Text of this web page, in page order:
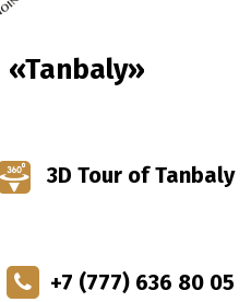
«Tanbaly»
3D Tour of Tanbaly
+7 (777) 636 80 05